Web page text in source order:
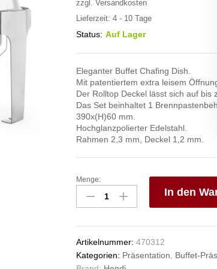
zzgl. Versandkosten
Lieferzeit: 4 - 10 Tage
Status: Auf Lager
Eleganter Buffet Chafing Dish.
Mit patentiertem extra leisem
Der Rolltop Deckel lässt sich auf bis
Das Set beinhaltet 1
390x(H)60 mm.
Hochglanzpolierter Edelstahl.
Rahmen 2,3 mm, Deckel 1,2 mm.
Chafing
Dish
Rolltop
HENDI,
5,6L,
Menge:
In den
Artikelnummer: 470312
Kategorien: Präsentation, Buffet-